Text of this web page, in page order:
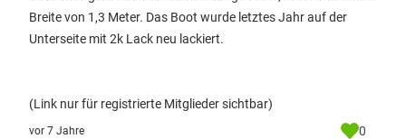
Breite von 1,3 Meter. Das Boot wurde letztes Jahr auf der
Unterseite mit 2k Lack neu lackiert.
(Link nur für registrierte Mitglieder sichtbar)
vor 7 Jahre 0